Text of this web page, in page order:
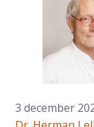
3 december